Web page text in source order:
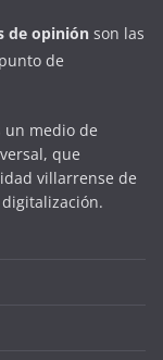
de opinión son las
de
un medio de
que
villarrense de